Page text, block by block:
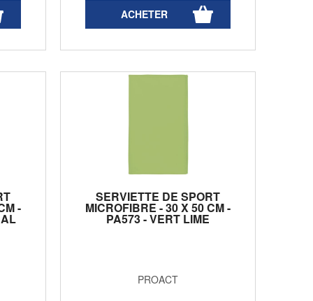
-
SERVIETTE DE SPORT
MICROFIBRE - 30 X 50 CM -
PA573 - VERT LIME
PROACT